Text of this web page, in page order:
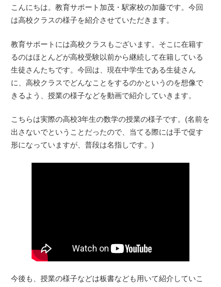
こんにちは。教育サポート加茂・駅家校の加藤です。今回
は高校クラスの様子を紹介させていただきます。
教育サポートには高校クラスもございます。そこに在籍す
るのはほとんどが高校受験以前から継続して在籍している
生徒さんたちです。今回は、現在中学生である生徒さん
に、高校クラスでどんなことをするのかというのを想像で
きるよう、授業の様子などを動画で紹介していきます。
こちらは実際の高校3年生の数学の授業の様子です。(名前を
出さないでということだったので、当てる際には手で促す
形になっていますが、普段は名指しです。)
今後も、授業の様子などは板書なども用いて紹介していこ